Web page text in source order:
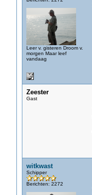
Leer v. gisteren Droom v.
morgen Maar leef
vandaag
Zeester
Gast
witkwast
Schipper
Berichten: 2272